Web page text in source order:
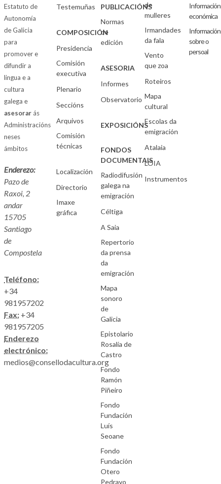
Estatuto de
Autonomía
de Galicia
para
promover e
difundir a
lingua e a
cultura
galega e
asesorarás
Administracións
neses
ámbitos
Enderezo:
Pazo de
Raxoi, 2
andar
15705
Santiago
de
Compostela
Teléfono:
+34
981957202
Fax: +34
981957205
Enderezo
electrónico:
medios@consellodacultura.org
Testemuñas
COMPOSICIÓN
Presidencia
Comisión
executiva
Plenario
Seccións
Arquivos
Comisión
técnicas
Localización
Directorio
Imaxe
gráfica
PUBLICACIÓNS
Normas
de
edición
ASESORIA
Informes
Observatorio
EXPOSICIÓNS
FONDOS
DOCUMENTAIS
Radiodifusión
galega na
emigración
Céltiga
A Saia
Repertorio
da prensa
da
emigración
Mapa
sonoro
de
Galicia
Epistolario
Rosalía de
Castro
Fondo
Ramón
Piñeiro
Fondo
Fundación
Luís
Seoane
Fondo
Fundación
Otero
Pedrayo
de
mulleres
Irmandades
da fala
Vento
que zoa
Roteiros
Mapa
cultural
Escolas da
emigración
Atalaia
LOIA
Instrumentos
Información
económica
Información
sobre o
persoal